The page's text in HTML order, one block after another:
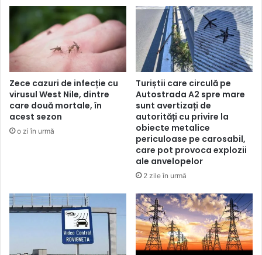
Zece cazuri de infecție cu
virusul West Nile, dintre
care două mortale, în
acest sezon
o zi în urmă
Turiștii care circulă pe
Autostrada A2 spre mare
sunt avertizați de
autorități cu privire la
obiecte metalice
periculoase pe carosabil,
care pot provoca explozii
ale anvelopelor
2 zile în urmă